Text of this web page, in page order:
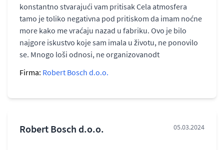
konstantno stvarajući vam pritisak Cela atmosfera
tamo je toliko negativna pod pritiskom da imam noćne
more kako me vraćaju nazad u fabriku. Ovo je bilo
najgore iskustvo koje sam imala u životu, ne ponovilo
se. Mnogo loši odnosi, ne organizovanodt
Firma: Robert Bosch d.o.o.
Robert Bosch d.o.o. 05.03.2024